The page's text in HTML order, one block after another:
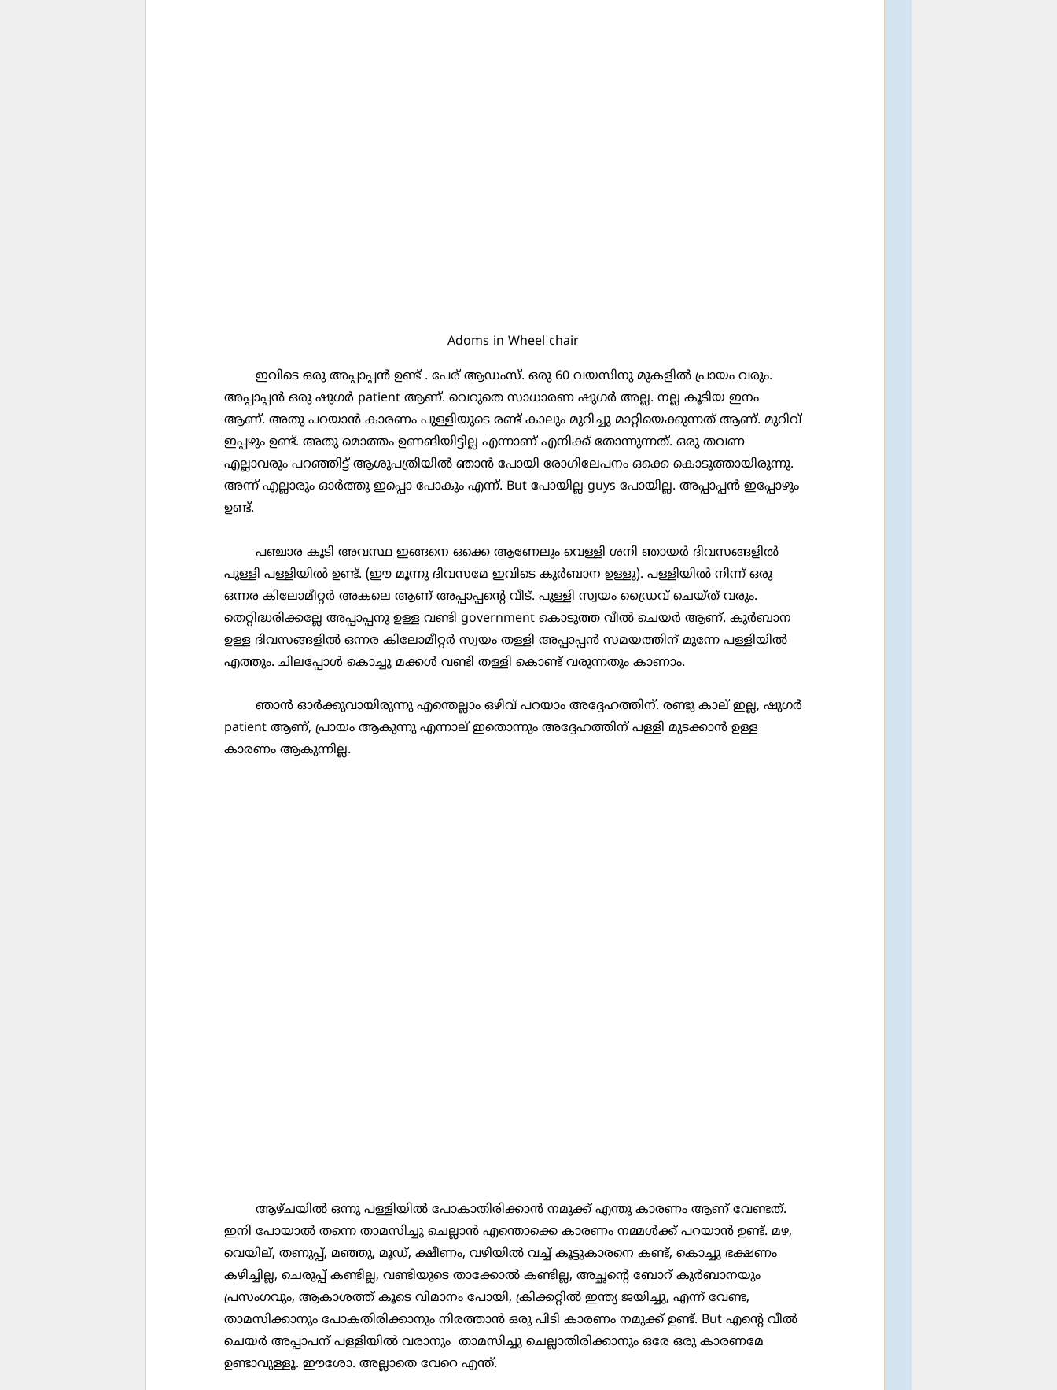
Adoms in Wheel chair
അപ്പാപ്പൻ ഒരു ഷുഗർ patient ആണ്. വെറുതെ സാധാരണ ഷുഗർ അല്ല. നല്ല കൂടിയ ഇനം
ആണ്. അതു പറയാൻ കാരണം പുള്ളിയുടെ രണ്ട് കാലും മുറിച്ചു മാറ്റിയെക്കുന്നത് ആണ്. മുറിവ്
ഇപ്പഴും ഉണ്ട്. അതു മൊത്തം ഉണങിയിട്ടില്ല എന്നാണ് എനിക്ക് തോന്നുന്നത്. ഒരു തവണ
എല്ലാവരും പറഞ്ഞിട്ട് ആശുപത്രിയിൽ ഞാൻ പോയി രോഗിലേപനം ഒക്കെ കൊടുത്തായിരുന്നു.
അന്ന് എല്ലാരും ഓർത്തു ഇപ്പൊ പോകും എന്ന്. But പോയില്ല guys പോയില്ല. അപ്പാപ്പൻ ഇപ്പോഴും
ഉണ്ട്.
പുള്ളി പള്ളിയിൽ ഉണ്ട്. (ഈ മൂന്നു ദിവസമേ ഇവിടെ കുർബാന ഉള്ളു). പള്ളിയിൽ നിന്ന് ഒരു
ഒന്നര കിലോമീറ്റർ അകലെ ആണ് അപ്പാപ്പൻ്റെ വീട്. പുള്ളി സ്വയം ഡ്രൈവ് ചെയ്ത് വരും.
തെറ്റിദ്ധരിക്കല്ലേ അപ്പാപ്പനു ഉള്ള വണ്ടി government കൊടുത്ത വീൽ ചെയർ ആണ്. കുർബാന
ഉള്ള ദിവസങ്ങളിൽ ഒന്നര കിലോമീറ്റർ സ്വയം തള്ളി അപ്പാപ്പൻ സമയത്തിന് മുന്നേ പള്ളിയിൽ
എത്തും. ചിലപ്പോൾ കൊച്ചു മക്കൾ വണ്ടി തള്ളി കൊണ്ട് വരുന്നതും കാണാം.
patient ആണ്, പ്രായം ആകുന്നു എന്നാല് ഇതൊന്നും അദ്ദേഹത്തിന് പള്ളി മുടക്കാൻ ഉള്ള
കാരണം ആകുന്നില്ല.
ഇനി പോയാൽ തന്നെ താമസിച്ചു ചെല്ലാൻ എന്തൊക്കെ കാരണം നമ്മൾക്ക് പറയാൻ ഉണ്ട്. മഴ,
വെയില്, തണുപ്പ്, മഞ്ഞു, മൂഡ്, ക്ഷീണം, വഴിയിൽ വച്ച് കൂട്ടുകാരനെ കണ്ട്, കൊച്ചു ഭക്ഷണം
കഴിച്ചില്ല, ചെരുപ്പ് കണ്ടില്ല, വണ്ടിയുടെ താക്കോൽ കണ്ടില്ല, അച്ഛൻ്റെ ബോറ് കുർബാനയും
പ്രസംഗവും, ആകാശത്ത് കൂടെ വിമാനം പോയി, ക്രിക്കറ്റിൽ ഇന്ത്യ ജയിച്ചു, എന്ന് വേണ്ട,
താമസിക്കാനും പോകതിരിക്കാനും നിരത്താൻ ഒരു പിടി കാരണം നമുക്ക് ഉണ്ട്. But എൻ്റെ വീൽ
ചെയർ അപ്പാപന് പള്ളിയിൽ വരാനും  താമസിച്ചു ചെല്ലാതിരിക്കാനും ഒരേ ഒരു കാരണമേ
ഉണ്ടാവുള്ളൂ. ഈശോ. അല്ലാതെ വേറെ എന്ത്.